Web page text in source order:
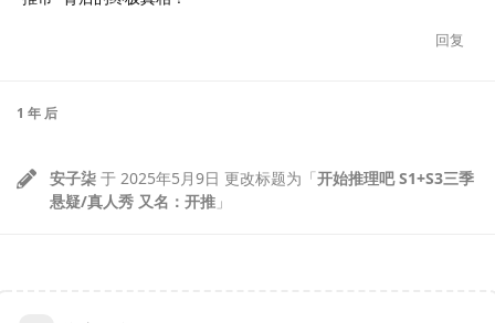
回复
1 年 后
安子柒 于 2025年5月9日 更改标题为「开始推理吧 S1+S3三季
悬疑/真人秀 又名：开推 」